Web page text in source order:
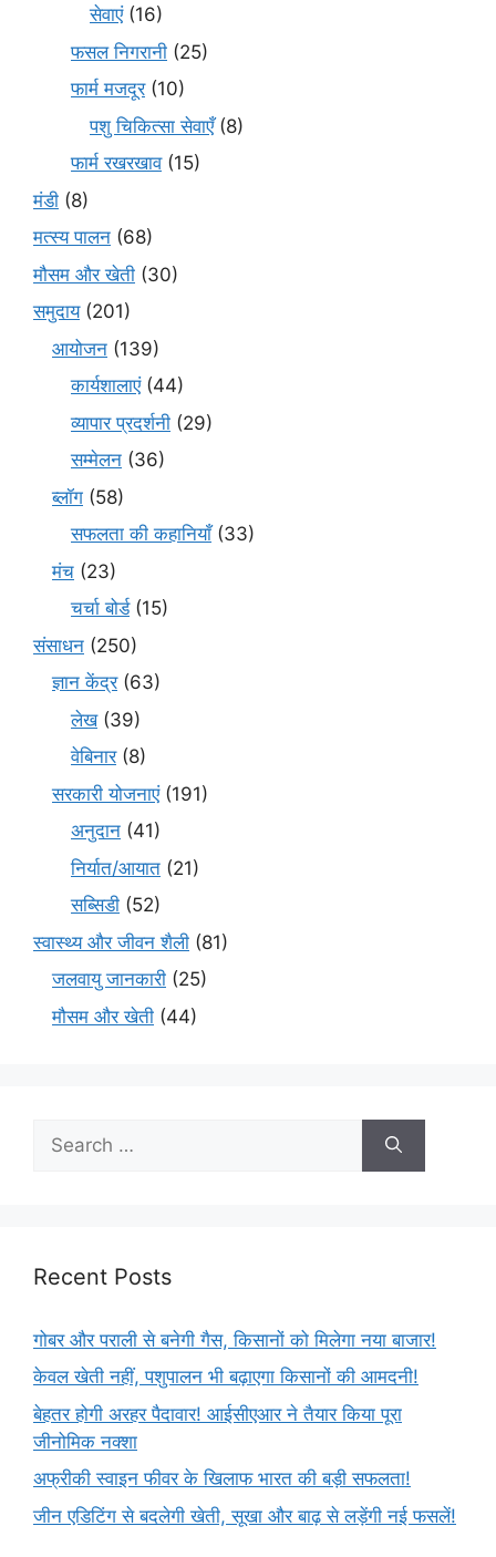
सेवाएं(16)
फसल निगरानी (25)
फार्म मजदूर(10)
पशु चिकित्सा सेवाएँ(8)
फार्म रखरखाव(15)
मंडी (8)
मत्स्य पालन (68)
मौसम और खेती (30)
समुदाय(201)
आयोजन (139)
कार्यशालाएं(44)
व्यापार प्रदर्शनी (29)
सम्मेलन (36)
ब्लॉग (58)
सफलता की कहानियाँ(33)
मंच (23)
चर्चा बोर्ड(15)
संसाधन (250)
ज्ञान केंद्र(63)
लेख(39)
वेबिनार(8)
सरकारी योजनाएं(191)
अनुदान (41)
निर्यात/आयात (21)
सब्सिडी (52)
स्वास्थ्य और जीवन शैली (81)
जलवायु जानकारी (25)
मौसम और खेती (44)
Recent Posts
गोबर और पराली से बनेगी गैस, किसानों को मिलेगा नया बाजार!
केवल खेती नहीं, पशुपालन भी बढ़ाएगा किसानों की आमदनी!
बेहतर होगी अरहर पैदावार! आईसीएआर ने तैयार किया पूरा
जीनोमिक नक्शा
अफ्रीकी स्वाइन फीवर के खिलाफ भारत की बड़ी सफलता!
जीन एडिटिंग से बदलेगी खेती, सूखा और बाढ़ से लड़ेंगी नई फसलें!